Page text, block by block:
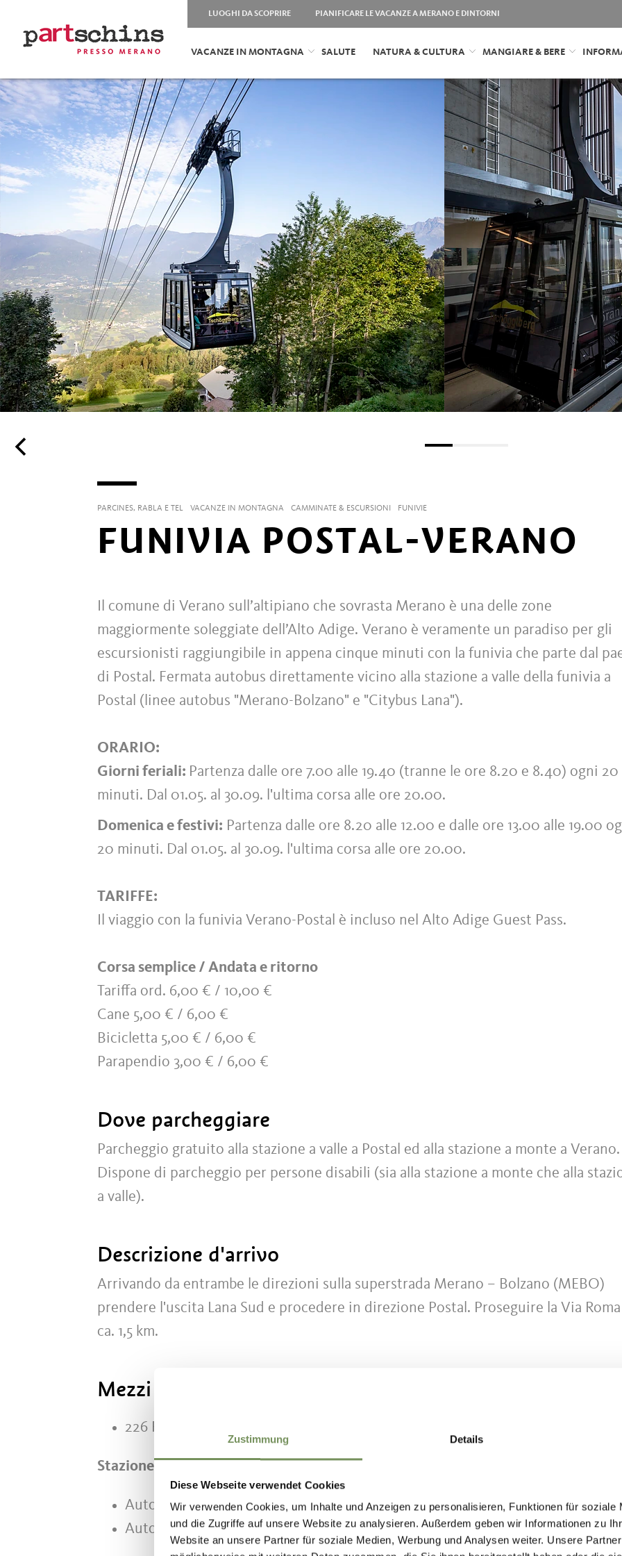
Zustimmung Details
Diese Webseite verwendet Cookies
Wir verwenden Cookies, um Inhalte und Anzeigen zu personalisieren, Funktionen für soziale
und die Zugriffe auf unsere Website zu analysieren. Außerdem geben wir Informationen zu
Website an unsere Partner für soziale Medien, Werbung und Analysen weiter. Unsere
LUOGHI DA SCOPRIRE PIANIFICARE LE VACANZE A MERANO E DINTORNI
VACANZE IN MONTAGNA SALUTE NATURA & CULTURA MANGIARE & BERE
PARCINES, RABLA E TEL VACANZE IN MONTAGNA CAMMINATE & ESCURSIONI FUNIVIE
FUNIVIA POSTAL-VERANO
Il comune di Verano sull’altipiano che sovrasta Merano è una delle zone
maggiormente soleggiate dell’Alto Adige. Verano è veramente un paradiso per gli
escursionisti raggiungibile in appena cinque minuti con la funivia che parte dal
di Postal. Fermata autobus direttamente vicino alla stazione a valle della funivia a
Postal (linee autobus "Merano-Bolzano" e "Citybus Lana").
ORARIO:
Giorni feriali: Partenza dalle ore 7.00 alle 19.40 (tranne le ore 8.20 e 8.40) ogni 20
minuti. Dal 01.05. al 30.09. l'ultima corsa alle ore 20.00.
Domenica e festivi: Partenza dalle ore 8.20 alle 12.00 e dalle ore 13.00 alle 19.00
20 minuti. Dal 01.05. al 30.09. l'ultima corsa alle ore 20.00.
TARIFFE:
Il viaggio con la funivia Verano-Postal è incluso nel Alto Adige Guest Pass.
Corsa semplice / Andata e ritorno
Tariffa ord. 6,00 € / 10,00 €
Cane 5,00 € / 6,00 €
Bicicletta 5,00 € / 6,00 €
Parapendio 3,00 € / 6,00 €
Dove parcheggiare
Parcheggio gratuito alla stazione a valle a Postal ed alla stazione a monte a Verano.
Dispone di parcheggio per persone disabili (sia alla stazione a monte che alla
a valle).
Descrizione d'arrivo
Arrivando da entrambe le direzioni sulla superstrada Merano – Bolzano (MEBO)
prendere l'uscita Lana Sud e procedere in direzione Postal. Proseguire la Via
ca. 1,5 km.
Mezzi pubblici
226 Funivia Postal-Verano
Stazione a valle a Postal:
Autolinea 201 „Bolzano - Merano“
Autolinea 215 „Lana - Postal - Gargazone“